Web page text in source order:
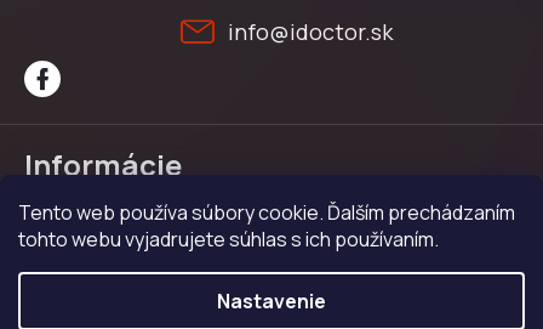
Tento web používa súbory cookie. Ďalším prechádzaním
tohto webu vyjadrujete súhlas s ich používaním.
Nastavenie
info@idoctor.sk
Informácie
Obchodné podmienky
Ochrana osobných údajov
Reklamačný poriadok